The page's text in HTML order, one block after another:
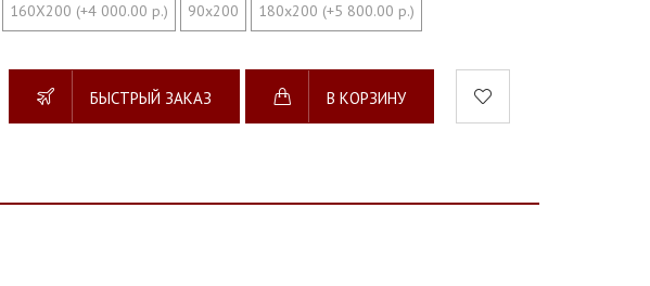
160Х200 (+4 000.00 р.) 90х200 180х200 (+5 800.00 р.)
БЫСТРЫЙ ЗАКАЗ В КОРЗИНУ